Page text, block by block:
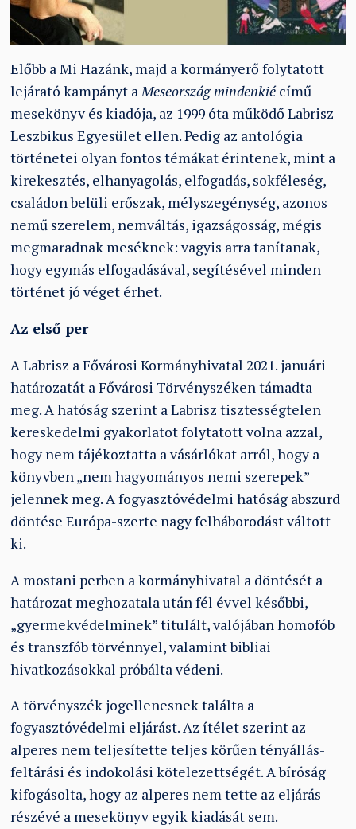
Előbb a Mi Hazánk, majd a kormányerő folytatott
lejárató kampányt aMeseország mindenkiécímű
mesekönyv és kiadója, az 1999 óta működő Labrisz
Leszbikus Egyesület ellen. Pedig az antológia
történetei olyan fontos témákat érintenek, mint a
kirekesztés, elhanyagolás, elfogadás, sokféleség,
családon belüli erőszak, mélyszegénység, azonos
nemű szerelem, nemváltás, igazságosság, mégis
megmaradnak meséknek: vagyis arra tanítanak,
hogy egymás elfogadásával, segítésével minden
történet jó véget érhet.
Az első per
A Labrisz a Fővárosi Kormányhivatal 2021. januári
határozatát a Fővárosi Törvényszéken támadta
meg. A hatóság szerint a Labrisz tisztességtelen
kereskedelmi gyakorlatot folytatott volna azzal,
hogy nem tájékoztatta a vásárlókat arról, hogy a
könyvben „nem hagyományos nemi szerepek”
jelennek meg. A fogyasztóvédelmi hatóság abszurd
döntése Európa-szerte nagy felháborodást váltott
ki.
A mostani perben a kormányhivatal a döntését a
határozat meghozatala után fél évvel későbbi,
„gyermekvédelminek” titulált, valójában homofób
és transzfób törvénnyel, valamint bibliai
hivatkozásokkal próbálta védeni.
A törvényszék jogellenesnek találta a
fogyasztóvédelmi eljárást. Az ítélet szerint az
alperes nem teljesítette teljes körűen tényállás-
feltárási és indokolási kötelezettségét. A bíróság
kifogásolta, hogy az alperes nem tette az eljárás
részévé a mesekönyv egyik kiadását sem.